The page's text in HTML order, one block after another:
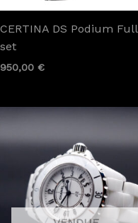
CERTINA DS Podium Full
set
950,00 €